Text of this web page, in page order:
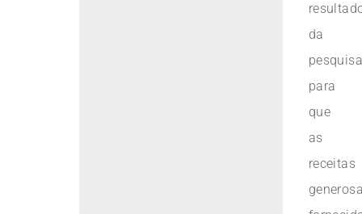
da
pesquisa
para
que
as
receitas